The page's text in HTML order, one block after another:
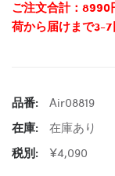
ご注文合計：8990
荷から届けまで3-
品番:
Air08819
在庫:
在庫あり
税別:
¥4,090